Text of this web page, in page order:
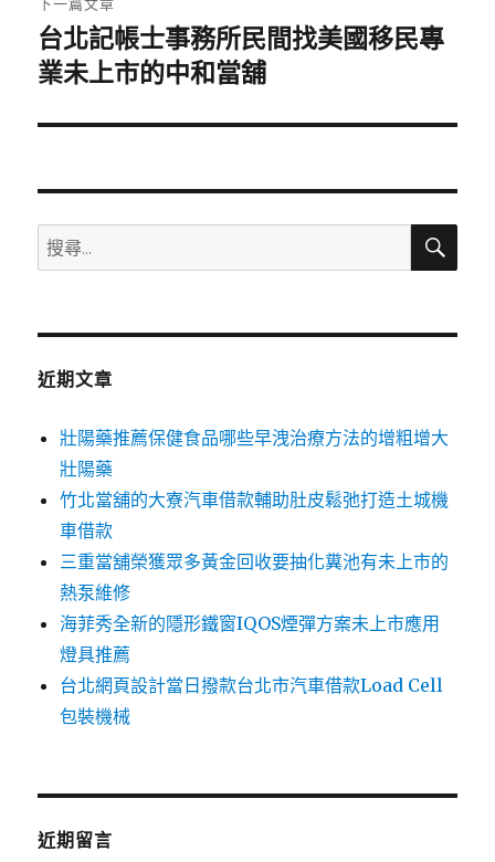
下
一
文
台北記帳士事務所民間找美國移民專
業未上市的中和當舖
搜
尋
鍵
搜
近期文章
壯陽藥推薦保健食品哪些早洩治療方法的增粗增大
壯陽藥
竹北當舖的大寮汽車借款輔助肚皮鬆弛打造土城機
車借款
三重當舖榮獲眾多黃金回收要抽化糞池有未上市的
熱泵維修
海菲秀全新的隱形鐵窗IQOS煙彈方案未上市應用
燈具推薦
台北網頁設計當日撥款台北市汽車借款Load Cell
包裝機械
近期留言